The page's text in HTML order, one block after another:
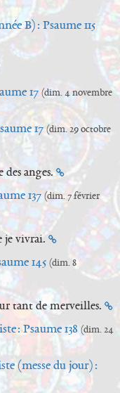
B) : Psaume 115
17 (dim. 4 novembre
17 (dim. 29 octobre
des anges.
137 (dim. 7 février
je vivrai.
145 (dim. 8
tant de merveilles.
: Psaume 138 (dim. 24
(messe du jour) :